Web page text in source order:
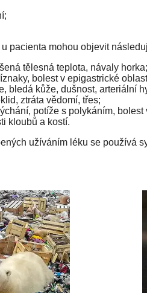
pacienta mohou objevit
tělesná teplota, návaly horka;
bolest v epigastrické
bledá kůže, dušnost, arteriální
ztráta vědomí, třes;
potíže s polykáním, bolest
kloubů a kostí.
užíváním léku se používá